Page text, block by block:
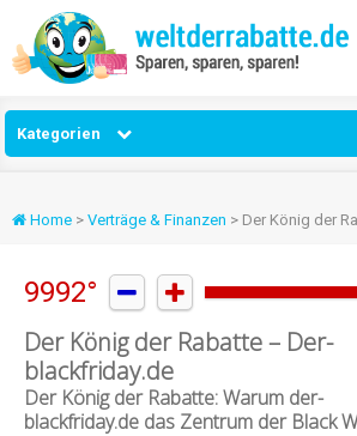
Kategorien
Home > Verträge & Finanzen > Der König der
9992°  
Der König der Rabatte – Der-
blackfriday.de
Der König der Rabatte: Warum der-
blackfriday.de das Zentrum der Black